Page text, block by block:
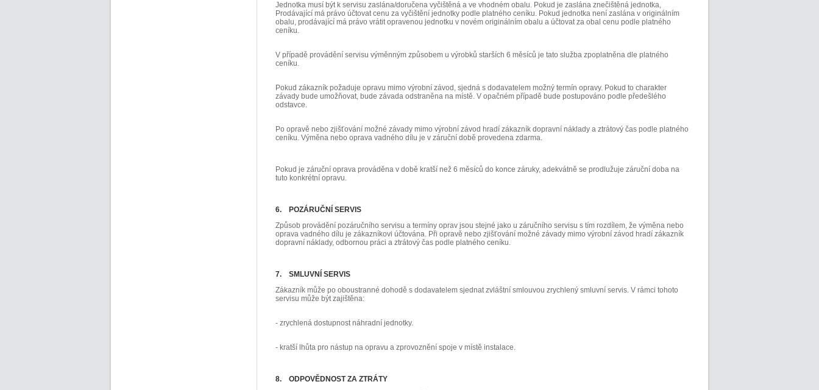
Jednotka musí být k servisu zaslána/doručena vyčištěná a ve vhodném obalu. Pokud je zaslána znečištěná jednotka,
Prodávající má právo účtovat cenu za vyčištění jednotky podle platného ceníku. Pokud jednotka není zaslána v originálním
obalu, prodávající má právo vrátit opravenou jednotku v novém originálním obalu a účtovat za obal cenu podle platného
ceníku.
V případě provádění servisu výměnným způsobem u výrobků starších 6 měsíců je tato služba zpoplatněna dle platného
ceníku.
Pokud zákazník požaduje opravu mimo výrobní závod, sjedná s dodavatelem možný termín opravy. Pokud to charakter
závady bude umožňovat, bude závada odstraněna na místě. V opačném případě bude postupováno podle předešlého
odstavce.
Po opravě nebo zjišťování možné závady mimo výrobní závod hradí zákazník dopravní náklady a ztrátový čas podle platného
ceníku. Výměna nebo oprava vadného dílu je v záruční době provedena zdarma.
Pokud je záruční oprava prováděna v době kratší než 6 měsíců do konce záruky, adekvátně se prodlužuje záruční doba na
tuto konkrétní opravu.
6. POZÁRUČNÍ SERVIS
Způsob provádění pozáručního servisu a termíny oprav jsou stejné jako u záručního servisu s tím rozdílem, že výměna nebo
oprava vadného dílu je zákazníkovi účtována. Při opravě nebo zjišťování možné závady mimo výrobní závod hradí zákazník
dopravní náklady, odbornou práci a ztrátový čas podle platného ceníku.
7. SMLUVNÍ SERVIS
Zákazník může po oboustranné dohodě s dodavatelem sjednat zvláštní smlouvou zrychlený smluvní servis. V rámci tohoto
servisu může být zajištěna:
- zrychlená dostupnost náhradní jednotky.
- kratší lhůta pro nástup na opravu a zprovoznění spoje v místě instalace.
8. ODPOVĚDNOST ZA ZTRÁTY